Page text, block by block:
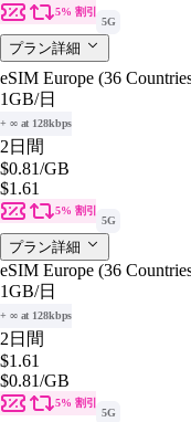
5% 割引
5G
プラン詳細
eSIM Europe (36
1GB/日
+ ∞ at 128kbps
2日間
$0.81/GB
$1.61
5% 割引
5G
プラン詳細
eSIM Europe (36
1GB/日
+ ∞ at 128kbps
2日間
$1.61
$0.81/GB
5% 割引
5G